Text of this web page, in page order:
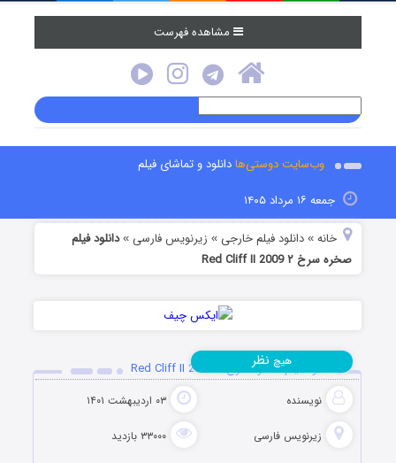
مشاهده فهرست
وب‌سایت دوستی‌هادانلود و تماشای فیلم
جمعه ۱۶ مرداد ۱۴۰۵
خانه »دانلود فیلم خارجی » زیرنویس فارسی »دانلود فیلم
صخره سرخ ۲ Red Cliff II 2009
دانلود فیلم صخره سرخ ۲ Red Cliff II 2009
نویسنده ۰۳ اردیبهشت ۱۴۰۱
زیرنویس فارسی ۳۳۰۰۰ بازدید
هیچ نظر